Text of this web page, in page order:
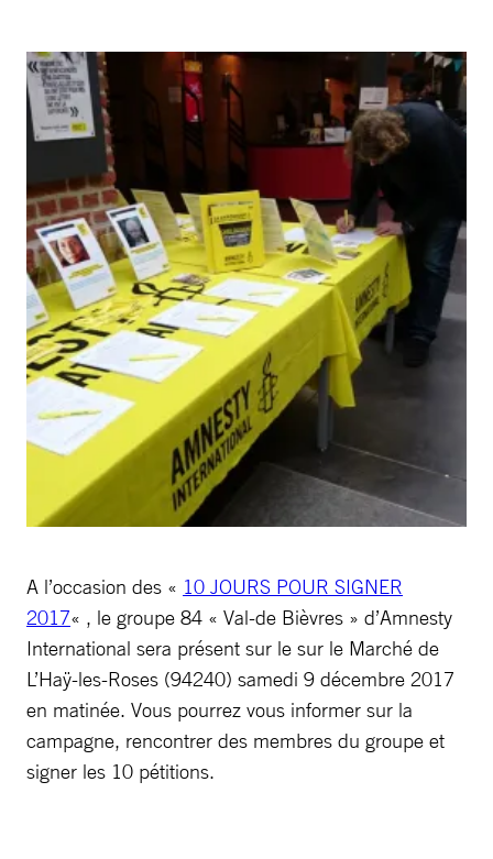
A l’occasion des « 10 JOURS POUR SIGNER
2017« , le groupe 84 « Val-de Bièvres » d’Amnesty
International sera présent sur le sur le Marché de
L’Haÿ-les-Roses (94240) samedi 9 décembre 2017
en matinée. Vous pourrez vous informer sur la
campagne, rencontrer des membres du groupe et
signer les 10 pétitions.